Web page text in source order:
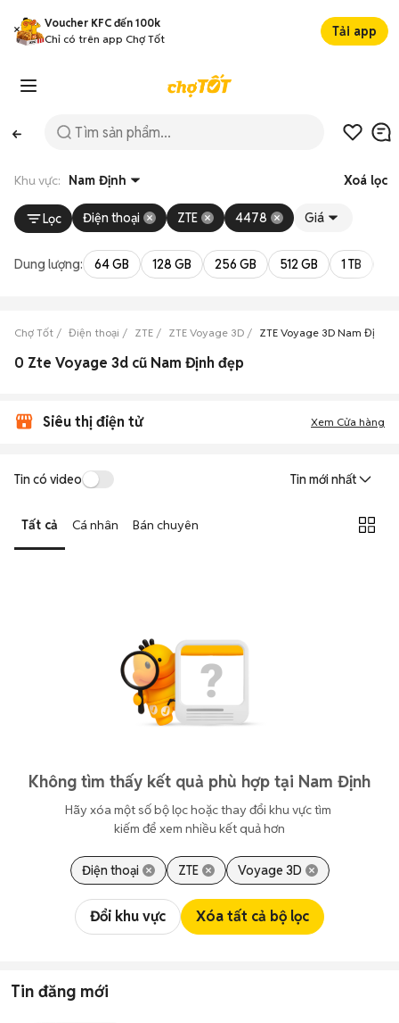
Voucher KFC đến 100k
Chỉ có trên app Chợ Tốt
Tải app
Khu vực: Nam Định Xoá lọc
Lọc Điện thoại ZTE 4478 Giá
Dung lượng: 64 GB 128 GB 256 GB 512 GB 1 TB
Chợ Tốt Điện thoại ZTE ZTE Voyage 3D ZTE Voyage 3D Nam Định
0 Zte Voyage 3d cũ Nam Định đẹp
Siêu thị điện tử Xem Cửa hàng
Tin có video Tin mới nhất
Tất cả Cá nhân Bán chuyên
Không tìm thấy kết quả phù hợp tại Nam Định
Hãy xóa một số bộ lọc hoặc thay đổi khu vực tìm
kiếm để xem nhiều kết quả hơn
Điện thoại ZTE Voyage 3D
Đổi khu vực Xóa tất cả bộ lọc
Tin đăng mới